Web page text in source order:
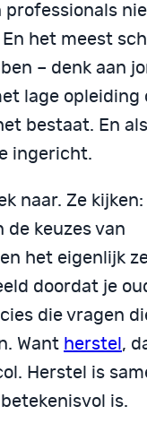
het meest
– denk aan
lage opleiding
bestaat. En
ingericht.
naar. Ze
de keuzes van
het eigenlijk
doordat je
die vragen
Want herstel ,
Herstel is
is.